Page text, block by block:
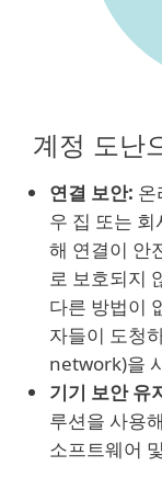
계정 도난
연결 보안: 온
우 집 또는
해 연결이 안
로 보호되지
다른 방법이
자들이 도청
network)을
기기 보안 유
루션을 사용
소프트웨어